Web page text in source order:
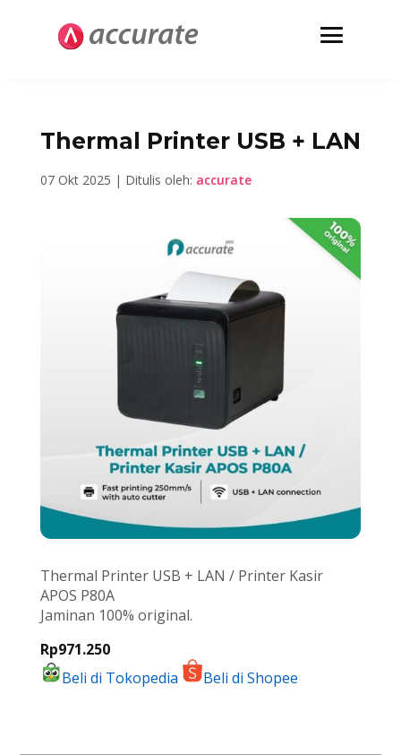
Thermal Printer USB + LAN
07 Okt 2025 | Ditulis oleh: accurate
Thermal Printer USB + LAN / Printer Kasir
APOS P80A
Jaminan 100% original.
Rp971.250
Beli di Tokopedia
Beli di Shopee